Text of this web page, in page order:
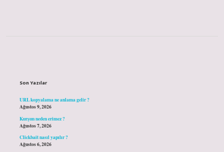
Son Yazılar
URL kopyalama ne anlama gelir ?
Ağustos 9, 2026
Kurşun neden erimez ?
Ağustos 7, 2026
Clickbait nasıl yapılır ?
Ağustos 6, 2026